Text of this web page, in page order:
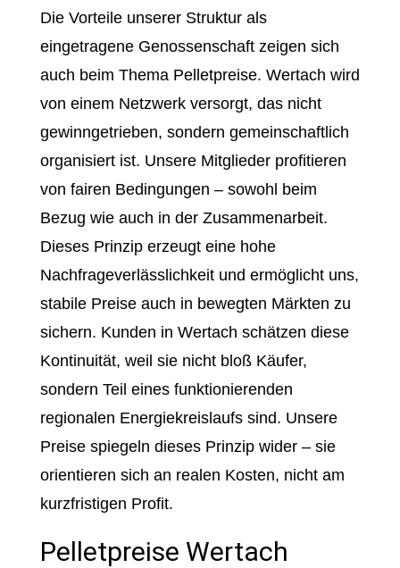
Die Vorteile unserer Struktur als
eingetragene Genossenschaft zeigen sich
auch beim Thema Pelletpreise. Wertach wird
von einem Netzwerk versorgt, das nicht
gewinngetrieben, sondern gemeinschaftlich
organisiert ist. Unsere Mitglieder profitieren
von fairen Bedingungen – sowohl beim
Bezug wie auch in der Zusammenarbeit.
Dieses Prinzip erzeugt eine hohe
Nachfrageverlässlichkeit und ermöglicht uns,
stabile Preise auch in bewegten Märkten zu
sichern. Kunden in Wertach schätzen diese
Kontinuität, weil sie nicht bloß Käufer,
sondern Teil eines funktionierenden
regionalen Energiekreislaufs sind. Unsere
Preise spiegeln dieses Prinzip wider – sie
orientieren sich an realen Kosten, nicht am
kurzfristigen Profit.
Pelletpreise Wertach